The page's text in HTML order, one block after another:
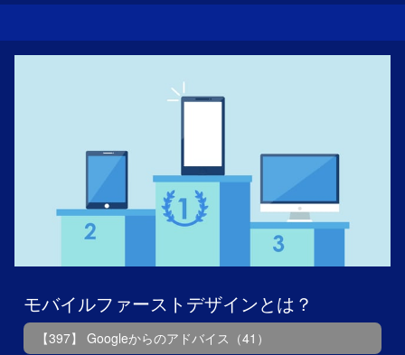
モバイルファーストデザインとは？
【397】 Googleからのアドバイス（41）